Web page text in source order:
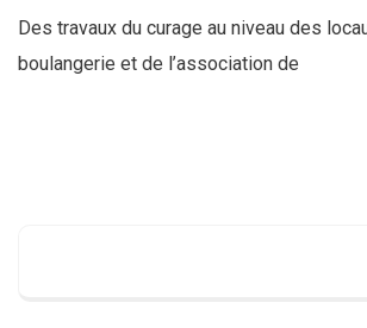
Des travaux du curage au niveau des
boulangerie et de l’association de